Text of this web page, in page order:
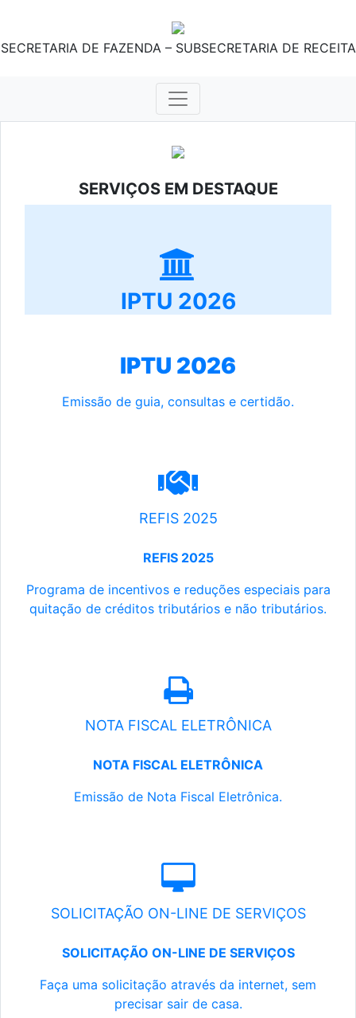
SECRETARIA DE FAZENDA – SUBSECRETARIA DE RECEITA
SERVIÇOS EM DESTAQUE
IPTU 2026
IPTU 2026
Emissão de guia, consultas e certidão.
REFIS 2025
REFIS 2025
Programa de incentivos e reduções especiais para
quitação de créditos tributários e não tributários.
NOTA FISCAL ELETRÔNICA
NOTA FISCAL ELETRÔNICA
Emissão de Nota Fiscal Eletrônica.
SOLICITAÇÃO ON-LINE DE SERVIÇOS
SOLICITAÇÃO ON-LINE DE SERVIÇOS
Faça uma solicitação através da internet, sem
precisar sair de casa.